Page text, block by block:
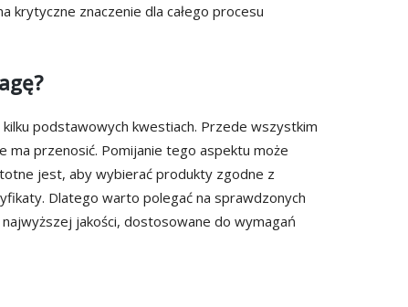
krytyczne znaczenie dla całego procesu
podstawowych kwestiach. Przede wszystkim
ma przenosić. Pomijanie tego aspektu może
jest, aby wybierać produkty zgodne z
Dlatego warto polegać na sprawdzonych
jakości, dostosowane do wymagań